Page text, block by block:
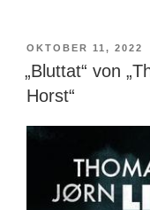
VERÖFFENTLICHT
AM
OKTOBER 11, 2022
„Bluttat“ von
Horst“